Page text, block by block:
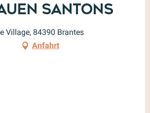
Santons
Village, 84390 Brantes
Anfahrt